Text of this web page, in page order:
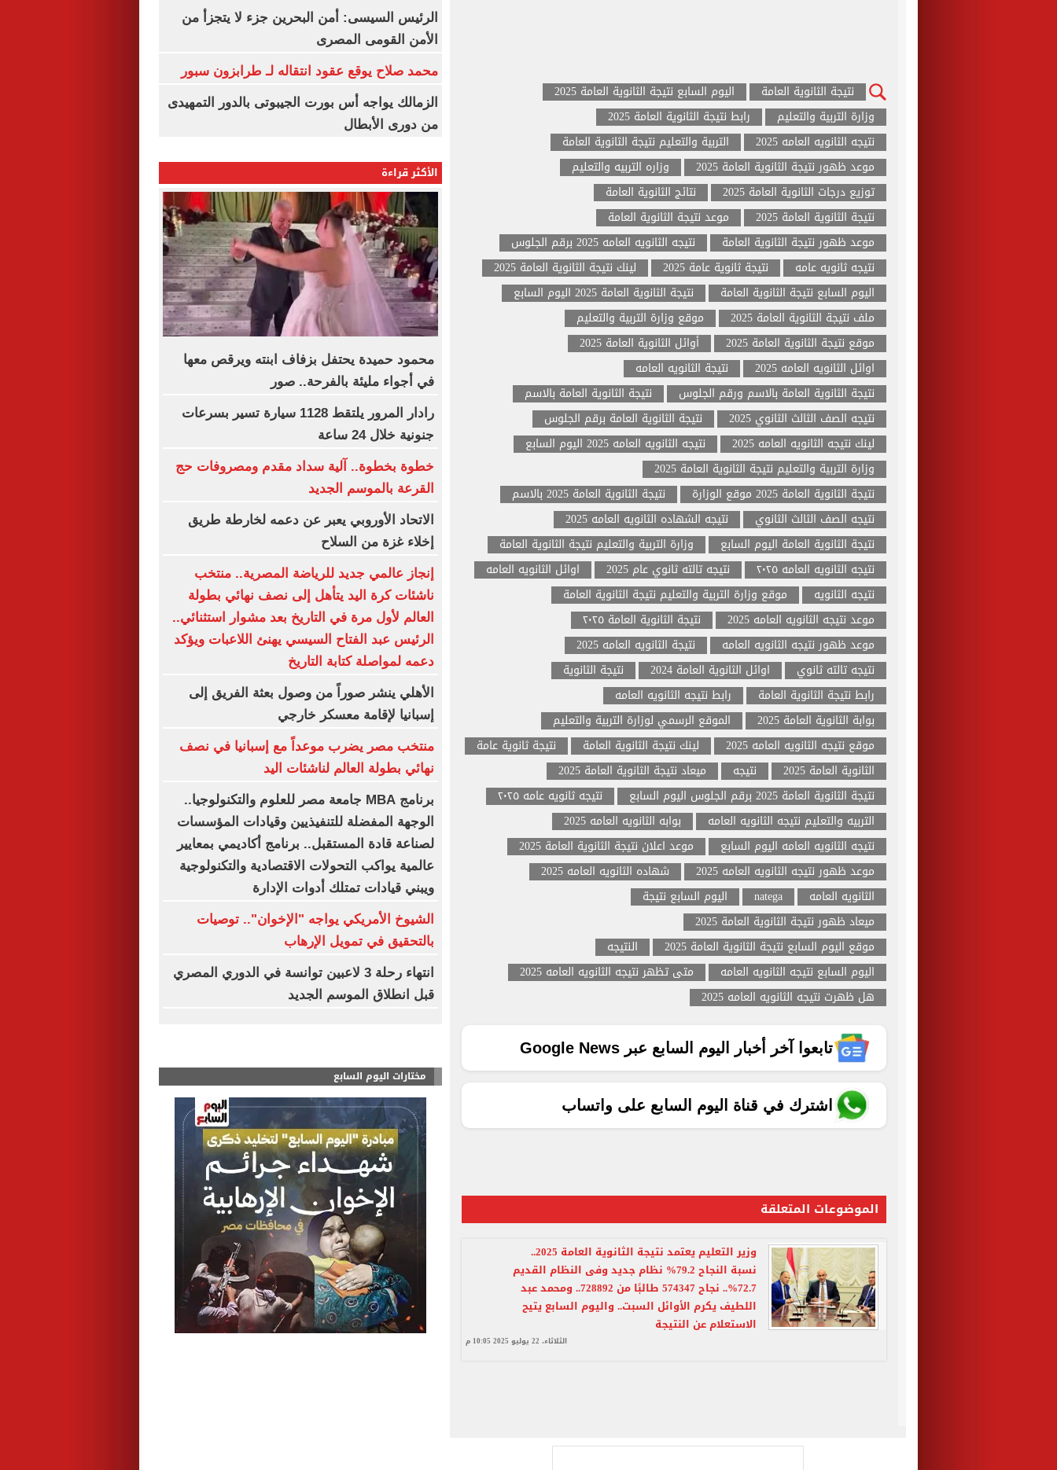
نتيجة الثانوية العامة
اليوم السابع نتيجة الثانوية العامة 2025
وزارة التربية والتعليم
رابط نتيجة الثانوية العامة 2025
نتيجه الثانويه العامه 2025
التربية والتعليم نتيجة الثانوية العامة
موعد ظهور نتيجة الثانوية العامة 2025
وزاره التربيه والتعليم
توزيع درجات الثانوية العامة 2025
نتائج الثانوية العامة
نتيجة الثانوية العامة 2025
موعد نتيجة الثانوية العامة
موعد ظهور نتيجة الثانوية العامة
نتيجه الثانويه العامه 2025 برقم الجلوس
نتيجه ثانويه عامه
نتيجة ثانوية عامة 2025
لينك نتيجة الثانوية العامة 2025
اليوم السابع نتيجة الثانوية العامة
نتيجة الثانوية العامة 2025 اليوم السابع
ملف نتيجة الثانوية العامة 2025
موقع وزارة التربية والتعليم
موقع نتيجة الثانوية العامة 2025
أوائل الثانوية العامة 2025
اوائل الثانويه العامه 2025
نتيجة الثانويه العامه
نتيجة الثانوية العامة بالاسم ورقم الجلوس
نتيجة الثانوية العامة بالاسم
نتيجه الصف الثالث الثانوي 2025
نتيجة الثانوية العامة برقم الجلوس
لينك نتيجه الثانويه العامه 2025
نتيجه الثانويه العامه 2025 اليوم السابع
وزارة التربية والتعليم نتيجة الثانوية العامة 2025
نتيجة الثانوية العامة 2025 موقع الوزارة
نتيجة الثانوية العامة 2025 بالاسم
نتيجه الصف الثالث الثانوي
نتيجه الشهاده الثانويه العامه 2025
نتيجة الثانوية العامة اليوم السابع
وزارة التربية والتعليم نتيجة الثانوية العامة
نتيجه الثانويه العامه ٢٠٢٥
نتيجه تالته ثانوي عام 2025
اوائل الثانويه العامه
نتيجه الثانويه
موقع وزارة التربية والتعليم نتيجة الثانوية العامة
موعد نتيجه الثانويه العامه 2025
نتيجة الثانوية العامة ٢٠٢٥
موعد ظهور نتيجه الثانويه العامه
نتيجة الثانويه العامه 2025
نتيجه تالته ثانوي
اوائل الثانوية العامة 2024
نتيجة الثانوية
رابط نتيجة الثانوية العامة
رابط نتيجه الثانويه العامه
بوابة الثانوية العامة 2025
الموقع الرسمي لوزارة التربية والتعليم
موقع نتيجه الثانويه العامه 2025
لينك نتيجة الثانوية العامة
نتيجة ثانوية عامة
الثانوية العامة 2025
نتيجه
ميعاد نتيجة الثانوية العامة 2025
نتيجة الثانوية العامة 2025 برقم الجلوس اليوم السابع
نتيجه ثانويه عامه ٢٠٢٥
التربيه والتعليم نتيجه الثانويه العامه
بوابه الثانويه العامه 2025
نتيجه الثانويه العامه اليوم السابع
موعد اعلان نتيجة الثانوية العامة 2025
موعد ظهور نتيجه الثانويه العامه 2025
شهاده الثانويه العامه 2025
الثانويه العامه
natega
اليوم السابع نتيجة
ميعاد ظهور نتيجة الثانوية العامة 2025
موقع اليوم السابع نتيجة الثانوية العامة 2025
النتيجه
اليوم السابع نتيجه الثانويه العامه
متى تظهر نتيجه الثانويه العامه 2025
هل ظهرت نتيجه الثانويه العامه 2025
تابعوا آخر أخبار اليوم السابع عبر Google News
اشترك في قناة اليوم السابع على واتساب
الموضوعات المتعلقة
وزير التعليم يعتمد نتيجة الثانوية العامة 2025..
نسبة النجاح 79.2% نظام جديد وفى النظام القديم
72.7%.. نجاح 574347 طالبًا من 728892.. ومحمد عبد
اللطيف يكرم الأوائل السبت.. واليوم السابع يتيح
الاستعلام عن النتيجة
الثلاثاء، 22 يوليو 2025 10:05 م
الرئيس السيسى: أمن البحرين جزء لا يتجزأ من
الأمن القومى المصرى
محمد صلاح يوقع عقود انتقاله لـ طرابزون سبور
الزمالك يواجه أس بورت الجيبوتى بالدور التمهيدى
من دورى الأبطال
الأكثر قراءة
محمود حميدة يحتفل بزفاف ابنته ويرقص معها
في أجواء مليئة بالفرحة.. صور
رادار المرور يلتقط 1128 سيارة تسير بسرعات
جنونية خلال 24 ساعة
خطوة بخطوة.. آلية سداد مقدم ومصروفات حج
القرعة بالموسم الجديد
الاتحاد الأوروبي يعبر عن دعمه لخارطة طريق
إخلاء غزة من السلاح
إنجاز عالمي جديد للرياضة المصرية.. منتخب
ناشئات كرة اليد يتأهل إلى نصف نهائي بطولة
العالم لأول مرة في التاريخ بعد مشوار استثنائي..
الرئيس عبد الفتاح السيسي يهنئ اللاعبات ويؤكد
دعمه لمواصلة كتابة التاريخ
الأهلي ينشر صوراً من وصول بعثة الفريق إلى
إسبانيا لإقامة معسكر خارجي
منتخب مصر يضرب موعداً مع إسبانيا في نصف
نهائي بطولة العالم لناشئات اليد
برنامج MBA جامعة مصر للعلوم والتكنولوجيا..
الوجهة المفضلة للتنفيذيين وقيادات المؤسسات
لصناعة قادة المستقبل.. برنامج أكاديمي بمعايير
عالمية يواكب التحولات الاقتصادية والتكنولوجية
ويبني قيادات تمتلك أدوات الإدارة
الشيوخ الأمريكي يواجه "الإخوان".. توصيات
بالتحقيق في تمويل الإرهاب
انتهاء رحلة 3 لاعبين توانسة في الدوري المصري
قبل انطلاق الموسم الجديد
مختارات اليوم السابع